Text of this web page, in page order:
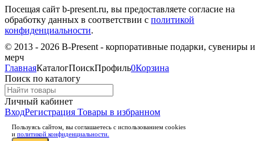
Посещая сайт b-present.ru, вы предоставляете согласие на
обработку данных в соответствии с политикой
конфиденциальности.
© 2013 - 2026 B-Present - корпоративные подарки, сувениры и
мерч
ГлавнаяКаталогПоискПрофиль0Корзина
Поиск по каталогу
Личный кабинет
ВходРегистрация Товары в избранном
Пользуясь сайтом, вы соглашаетесь с использованием cookies
и политикой конфиденциальности.